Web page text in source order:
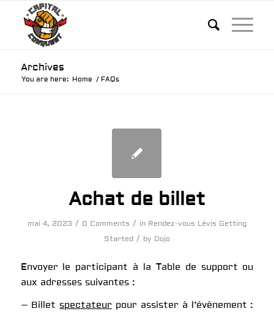
Archives
You are here: Home / FAQs
Achat de billet
mai 4, 2023 / 0 Comments / in Rendez-vous Lévis Getting
Started / by Dojo
Envoyer le participant à la Table de support ou
aux adresses suivantes :
– Billet spectateur pour assister à l’évènement :